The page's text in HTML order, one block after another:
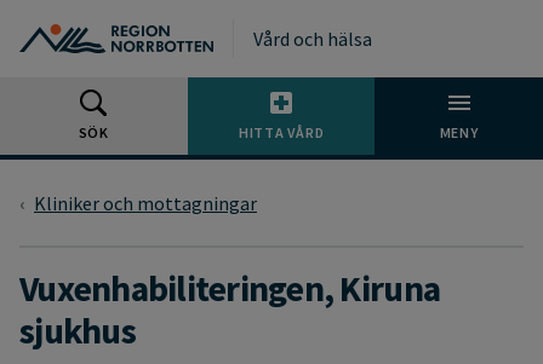
Vård och hälsa
SÖK HITTA VÅRD MENY
Kliniker och mottagningar
Vuxenhabiliteringen, Kiruna
sjukhus